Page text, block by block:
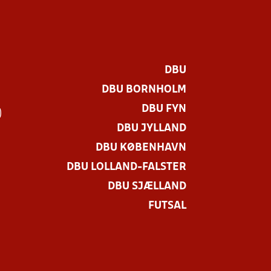
DBU
DBU BORNHOLM
DBU FYN
DBU JYLLAND
DBU KØBENHAVN
DBU LOLLAND-FALSTER
DBU SJÆLLAND
FUTSAL